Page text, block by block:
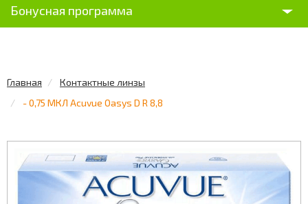
Бонусная программа
Главная
Контактные линзы
- 0,75 МКЛ Acuvue Oasys D R 8,8